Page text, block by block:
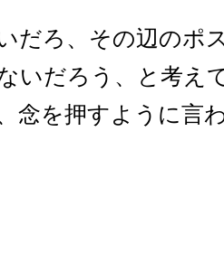
だろ、その辺のポ
いだろう、と考え
念を押すように言